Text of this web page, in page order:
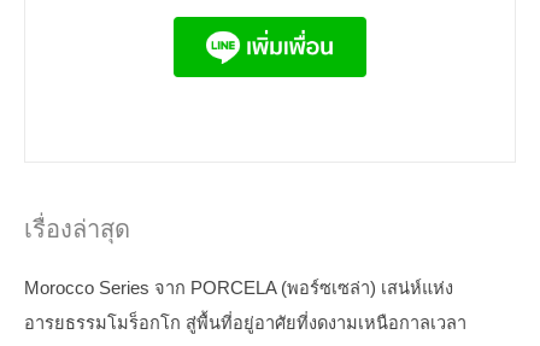
เรื่องล่าสุด
Morocco Series จาก PORCELA (พอร์ซเซล่า) เสน่ห์แห่ง
อารยธรรมโมร็อกโก สู่พื้นที่อยู่อาศัยที่งดงามเหนือกาลเวลา